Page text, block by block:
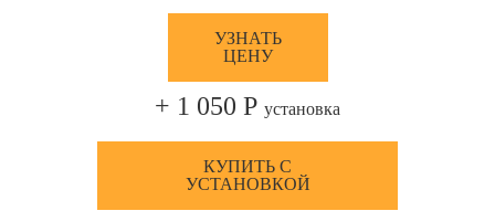
УЗНАТЬ
ЦЕНУ
+ 1 050 Р установка
КУПИТЬ С
УСТАНОВКОЙ